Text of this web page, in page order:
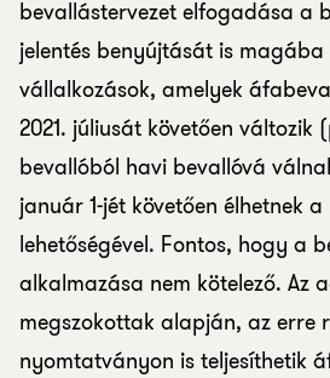
bevallástervezet elfogadása a
jelentés benyújtását is
vállalkozások, amelyek
2021. júliusát követően változik
bevallóból havi bevallóvá
január 1-jét követően élhetnek
lehetőségével. Fontos, hogy a
alkalmazása nem kötelező. Az
megszokottak alapján, az erre
nyomtatványon is teljesíthetik